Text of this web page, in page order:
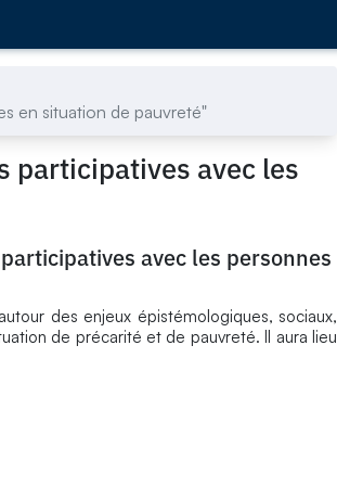
en situation de pauvreté"
participatives avec les
avec les personnes
des enjeux épistémologiques, sociaux,
de précarité et de pauvreté. Il aura lieu